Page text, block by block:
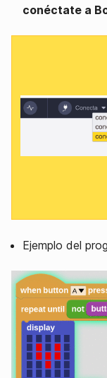
conéctate a
Ejemplo del